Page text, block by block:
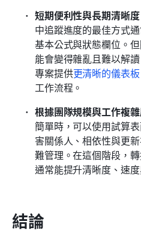
短期便利性與長期清晰
中追蹤進度的最佳方式
基本公式與狀態欄位。
能會變得雜亂且難以解
專案提供更清晰的儀表板
工作流程。
根據團隊規模與工作複雜
簡單時，可以使用試算
害關係人、相依性與更
難管理。在這個階段，
通常能提升清晰度、速度
結論